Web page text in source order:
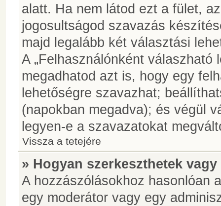
alatt. Ha nem látod ezt a fület,
jogosultságod szavazás
majd legalább két választási
A „Felhasználónként válaszható
megadhatod azt is, hogy egy
lehetőségre szavazhat;
(napokban megadva); és végül
legyen-e a szavazatokat
Vissza a tetejére
» Hogyan szerkeszthetek
A hozzászólásokhoz hasonlóan
egy moderátor vagy egy